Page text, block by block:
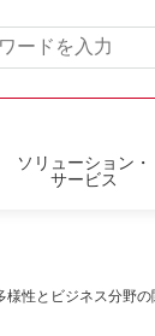
ソリューション・
サービス
性とビジネス分野の